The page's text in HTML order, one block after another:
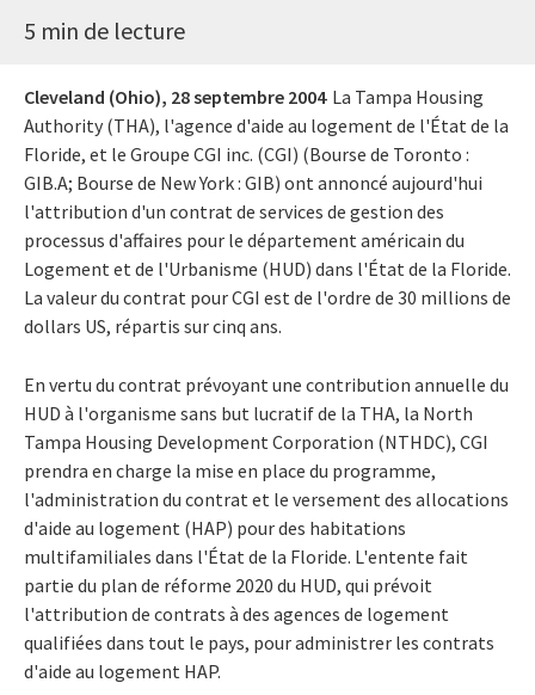
5 min de lecture
Cleveland (Ohio), 28 septembre 2004 La Tampa Housing
Authority (THA), l'agence d'aide au logement de l'État de la
Floride, et le Groupe CGI inc. (CGI) (Bourse de Toronto :
GIB.A; Bourse de New York : GIB) ont annoncé aujourd'hui
l'attribution d'un contrat de services de gestion des
processus d'affaires pour le département américain du
Logement et de l'Urbanisme (HUD) dans l'État de la Floride.
La valeur du contrat pour CGI est de l'ordre de 30 millions de
dollars US, répartis sur cinq ans.
En vertu du contrat prévoyant une contribution annuelle du
HUD à l'organisme sans but lucratif de la THA, la North
Tampa Housing Development Corporation (NTHDC), CGI
prendra en charge la mise en place du programme,
l'administration du contrat et le versement des allocations
d'aide au logement (HAP) pour des habitations
multifamiliales dans l'État de la Floride. L'entente fait
partie du plan de réforme 2020 du HUD, qui prévoit
l'attribution de contrats à des agences de logement
qualifiées dans tout le pays, pour administrer les contrats
d'aide au logement HAP.